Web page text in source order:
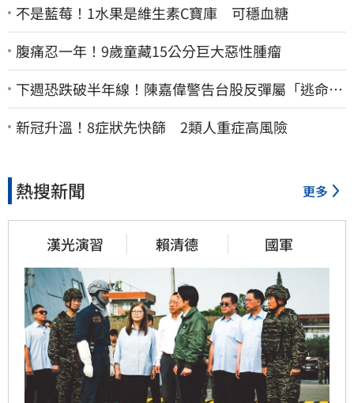
不是藍莓！1水果是維生素C寶庫 可穩血糖
腹痛忍一年！9歲童藏15公分巨大惡性腫瘤
下週恐跌破半年線！陳嘉偉警告台股反彈屬「逃命
波」：空頭大屠殺剛開始
新冠升溫！8症狀先快篩 2類人重症高風險
熱搜新聞 更多
漢光演習 賴清德 國軍